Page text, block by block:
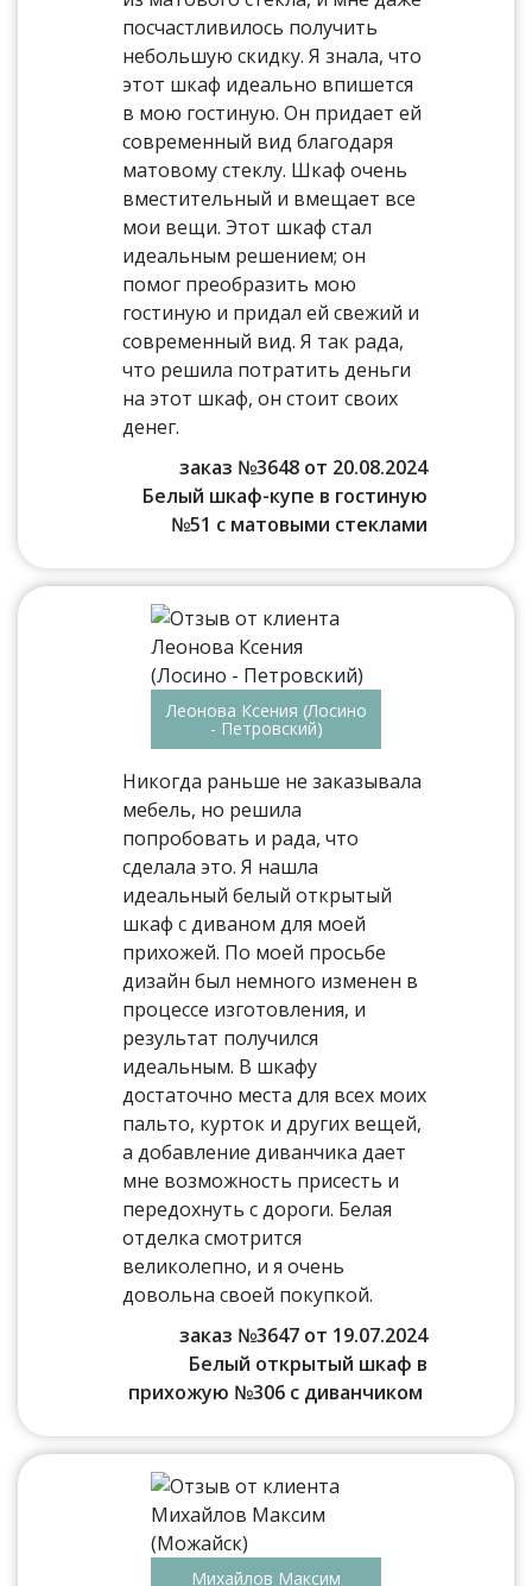
посчастливилось получить
небольшую скидку. Я знала, что
этот шкаф идеально впишется
в мою гостиную. Он придает ей
современный вид благодаря
матовому стеклу. Шкаф очень
вместительный и вмещает все
мои вещи. Этот шкаф стал
идеальным решением; он
помог преобразить мою
гостиную и придал ей свежий и
современный вид. Я так рада,
что решила потратить деньги
на этот шкаф, он стоит своих
денег.
заказ №3648 от 20.08.2024
Белый шкаф-купе в гостиную
№51 с матовыми стеклами
Леонова Ксения (Лосино
- Петровский)
Никогда раньше не заказывала
мебель, но решила
попробовать и рада, что
сделала это. Я нашла
идеальный белый открытый
шкаф с диваном для моей
прихожей. По моей просьбе
дизайн был немного изменен в
процессе изготовления, и
результат получился
идеальным. В шкафу
достаточно места для всех моих
пальто, курток и других вещей,
а добавление диванчика дает
мне возможность присесть и
передохнуть с дороги. Белая
отделка смотрится
великолепно, и я очень
довольна своей покупкой.
заказ №3647 от 19.07.2024
Белый открытый шкаф в
прихожую №306 с диванчиком
Михайлов Максим